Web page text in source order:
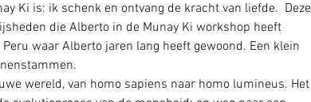
Ki is: ik schenk en ontvang de kracht van liefde.  Deze
die Alberto in de Munay Ki workshop heeft
waar Alberto jaren lang heeft gewoond. Een klein
wereld, van homo sapiens naar homo lumineus. Het